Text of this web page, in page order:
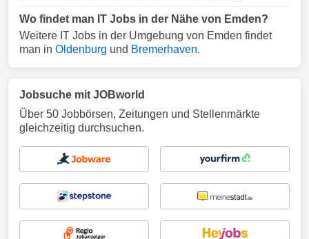
Wo findet man IT Jobs in der Nähe von Emden?
Weitere IT Jobs in der Umgebung von Emden findet
man in Oldenburg und Bremerhaven.
Jobsuche mit JOBworld
Über 50 Jobbörsen, Zeitungen und Stellenmärkte
gleichzeitig durchsuchen.